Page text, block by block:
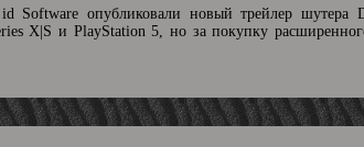
Software опубликовали новый трейлер шутера
X|S и PlayStation 5, но за покупку